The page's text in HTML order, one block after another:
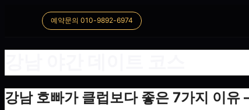
예약문의 010-9892-6974
강남 호빠가 클럽보다 좋은 7가지 이유